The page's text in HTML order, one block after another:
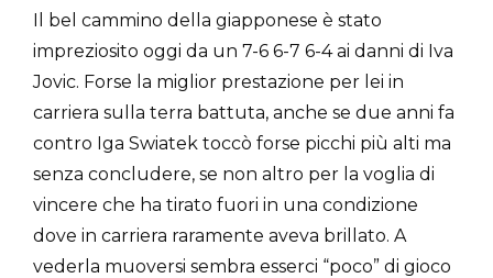
Il bel cammino della giapponese è stato
impreziosito oggi da un 7-6 6-7 6-4 ai danni di Iva
Jovic. Forse la miglior prestazione per lei in
carriera sulla terra battuta, anche se due anni fa
contro Iga Swiatek toccò forse picchi più alti ma
senza concludere, se non altro per la voglia di
vincere che ha tirato fuori in una condizione
dove in carriera raramente aveva brillato. A
vederla muoversi sembra esserci “poco” di gioco